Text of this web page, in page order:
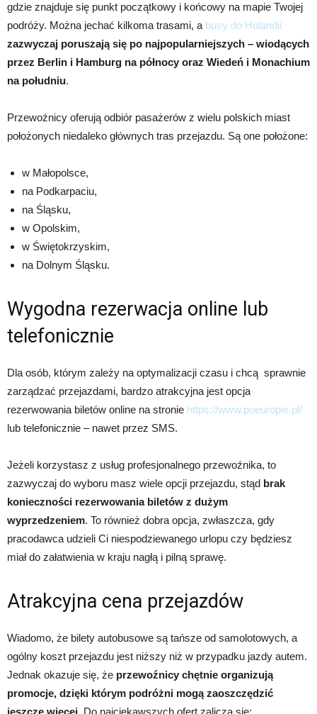
gdzie znajduje się punkt początkowy i końcowy na mapie Twojej
podróży. Można jechać kilkoma trasami, a busy do Holandii
zazwyczaj poruszają się po najpopularniejszych – wiodących
przez Berlin i Hamburg na północy oraz Wiedeń i Monachium
na południu.
Przewoźnicy oferują odbiór pasażerów z wielu polskich miast
położonych niedaleko głównych tras przejazdu. Są one położone:
w Małopolsce,
na Podkarpaciu,
na Śląsku,
w Opolskim,
w Świętokrzyskim,
na Dolnym Śląsku.
Wygodna rezerwacja online lub
telefonicznie
Dla osób, którym zależy na optymalizacji czasu i chcą sprawnie
zarządzać przejazdami, bardzo atrakcyjna jest opcja
rezerwowania biletów online na stronie https://www.poeuropie.pl/
lub telefonicznie – nawet przez SMS.
Jeżeli korzystasz z usług profesjonalnego przewoźnika, to
zazwyczaj do wyboru masz wiele opcji przejazdu, stąd brak
konieczności rezerwowania biletów z dużym
wyprzedzeniem. To również dobra opcja, zwłaszcza, gdy
pracodawca udzieli Ci niespodziewanego urlopu czy będziesz
miał do załatwienia w kraju nagłą i pilną sprawę.
Atrakcyjna cena przejazdów
Wiadomo, że bilety autobusowe są tańsze od samolotowych, a
ogólny koszt przejazdu jest niższy niż w przypadku jazdy autem.
Jednak okazuje się, że przewoźnicy chętnie organizują
promocje, dzięki którym podróżni mogą zaoszczędzić